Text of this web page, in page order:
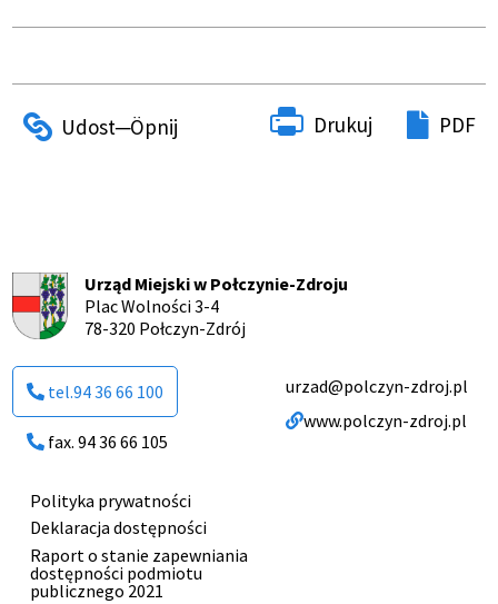
Drukuj PDF
Urząd Miejski w Połczynie-Zdroju
Plac Wolności 3-4
78-320 Połczyn-Zdrój
tel.94 36 66 100
fax. 94 36 66 105
urzad@polczyn-zdroj.pl
www.polczyn-zdroj.pl
Menu
stopki
Polityka prywatności
Deklaracja dostępności
Raport o stanie zapewniania
dostępności podmiotu
publicznego 2021